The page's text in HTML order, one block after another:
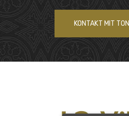
KONTAKT MIT TONI